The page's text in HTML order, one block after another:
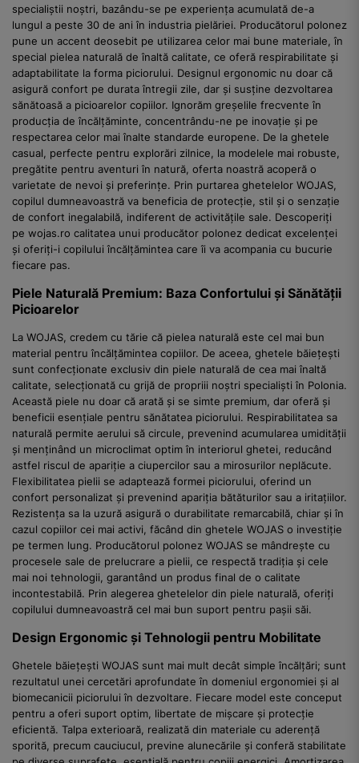
specialiștii noștri, bazându-se pe experiența acumulată de-a
lungul a peste 30 de ani în industria pielăriei. Producătorul polonez
pune un accent deosebit pe utilizarea celor mai bune materiale, în
special pielea naturală de înaltă calitate, ce oferă respirabilitate și
adaptabilitate la forma piciorului. Designul ergonomic nu doar că
asigură confort pe durata întregii zile, dar și susține dezvoltarea
sănătoasă a picioarelor copiilor. Ignorăm greșelile frecvente în
producția de încălțăminte, concentrându-ne pe inovație și pe
respectarea celor mai înalte standarde europene. De la ghetele
casual, perfecte pentru explorări zilnice, la modelele mai robuste,
pregătite pentru aventuri în natură, oferta noastră acoperă o
varietate de nevoi și preferințe. Prin purtarea ghetelelor WOJAS,
copilul dumneavoastră va beneficia de protecție, stil și o senzație
de confort inegalabilă, indiferent de activitățile sale. Descoperiți
pe wojas.ro calitatea unui producător polonez dedicat excelenței
și oferiți-i copilului încălțămintea care îi va acompania cu bucurie
fiecare pas.
Piele Naturală Premium: Baza Confortului și Sănătății
Picioarelor
La WOJAS, credem cu tărie că pielea naturală este cel mai bun
material pentru încălțămintea copiilor. De aceea, ghetele băiețești
sunt confecționate exclusiv din piele naturală de cea mai înaltă
calitate, selecționată cu grijă de propriii noștri specialiști în Polonia.
Această piele nu doar că arată și se simte premium, dar oferă și
beneficii esențiale pentru sănătatea piciorului. Respirabilitatea sa
naturală permite aerului să circule, prevenind acumularea umidității
și menținând un microclimat optim în interiorul ghetei, reducând
astfel riscul de apariție a ciupercilor sau a mirosurilor neplăcute.
Flexibilitatea pielii se adaptează formei piciorului, oferind un
confort personalizat și prevenind apariția bătăturilor sau a iritațiilor.
Rezistența sa la uzură asigură o durabilitate remarcabilă, chiar și în
cazul copiilor cei mai activi, făcând din ghetele WOJAS o investiție
pe termen lung. Producătorul polonez WOJAS se mândrește cu
procesele sale de prelucrare a pielii, ce respectă tradiția și cele
mai noi tehnologii, garantând un produs final de o calitate
incontestabilă. Prin alegerea ghetelelor din piele naturală, oferiți
copilului dumneavoastră cel mai bun suport pentru pașii săi.
Design Ergonomic și Tehnologii pentru Mobilitate
Ghetele băiețești WOJAS sunt mai mult decât simple încălțări; sunt
rezultatul unei cercetări aprofundate în domeniul ergonomiei și al
biomecanicii piciorului în dezvoltare. Fiecare model este conceput
pentru a oferi suport optim, libertate de mișcare și protecție
eficientă. Talpa exterioară, realizată din materiale cu aderență
sporită, precum cauciucul, previne alunecările și conferă stabilitate